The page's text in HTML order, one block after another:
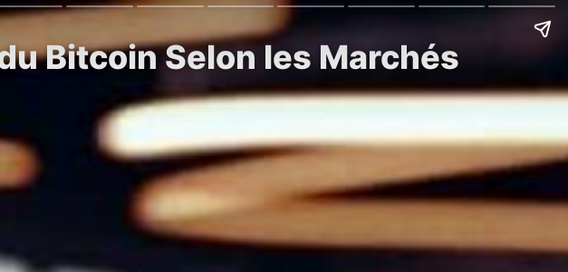
Bitcoin Selon les Marchés